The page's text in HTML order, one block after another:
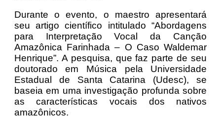
Durante o evento, o maestro apresentará
seu artigo científico intitulado “Abordagens
para Interpretação Vocal da Canção
Amazônica Farinhada – O Caso Waldemar
Henrique”. A pesquisa, que faz parte de seu
doutorado em Música pela Universidade
Estadual de Santa Catarina (Udesc), se
baseia em uma investigação profunda sobre
as características vocais dos nativos
amazônicos.